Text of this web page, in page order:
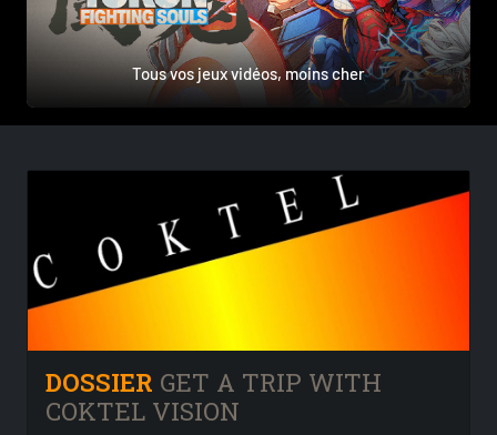
Tous vos jeux vidéos, moins cher
DOSSIER GET A TRIP WITH
COKTEL VISION